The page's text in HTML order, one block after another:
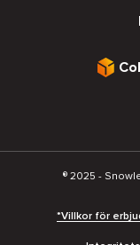
® 2025 -
*Villkor för